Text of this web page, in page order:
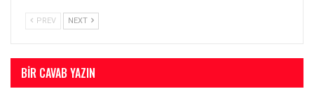
PREV NEXT
BIR CAVAB YAZIN